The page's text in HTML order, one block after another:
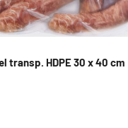
transp. HDPE 30 x 40 cm